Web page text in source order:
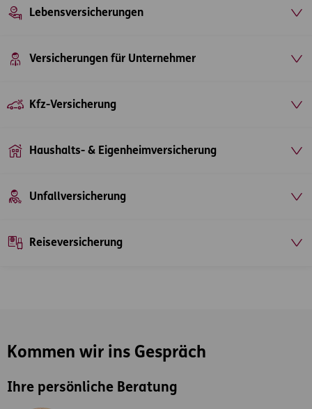
Lebensversicherungen
Versicherungen für Unternehmer
Kfz-Versicherung
Haushalts- & Eigenheimversicherung
Unfallversicherung
Reiseversicherung
Kommen wir ins Gespräch
Ihre persönliche Beratung